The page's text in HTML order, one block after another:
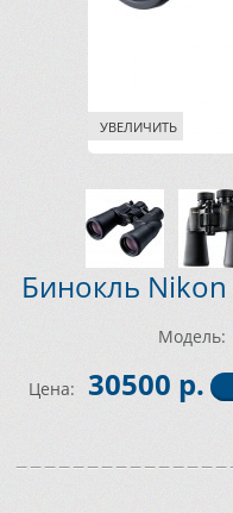
УВЕЛИЧИТЬ
Бинокль Nikon
Модель:
Цена: 30500 р.